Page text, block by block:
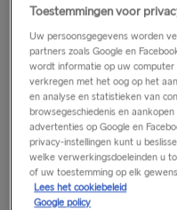
Openingstijden
maandag – zondag:
Locatie
Toestemmingen voor
Uw persoonsgegevens worden
partners zoals Google en
wordt informatie op uw
verkregen met het oog op het
en analyse en statistieken van
browsegeschiedenis en
advertenties op Google en
privacy-instellingen kunt u
welke verwerkingsdoeleinden u
of uw toestemming op elk
Lees het cookiebeleid
Google policy